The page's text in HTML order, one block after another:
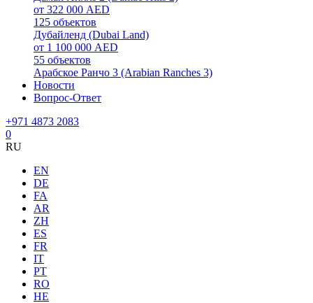
от 322 000 AED
125 объектов
Дубайленд (Dubai Land)
от 1 100 000 AED
55 объектов
Арабское Ранчо 3 (Arabian Ranches 3)
Новости
Вопрос-Ответ
+971 4873 2083
0
RU
EN
DE
FA
AR
ZH
ES
FR
IT
PT
RO
HE